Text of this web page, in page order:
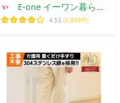
E-one イーワン暮らし
館
4.53 (2,898件)